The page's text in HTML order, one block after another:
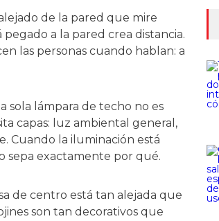
de la pared que mire
a la pared crea distancia.
las personas cuando hablan: a
sola lámpara de techo no es
capas: luz ambiental general,
Cuando la iluminación está
sepa exactamente por qué.
de centro está tan alejada que
son tan decorativos que